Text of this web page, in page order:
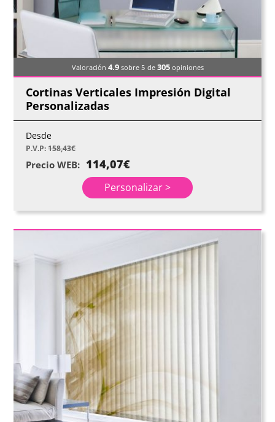
Valoración 4.9sobre 5 de 305opiniones
Cortinas Verticales Impresión Digital
Personalizadas
Desde
P.V.P:158,43€
Precio WEB: 114,07€
Personalizar >